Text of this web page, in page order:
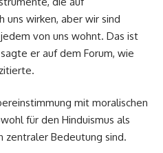
uns wirken, aber wir sind
von uns wohnt. Das ist
er auf dem Forum, wie
mit moralischen
für den Hinduismus als
zentraler Bedeutung sind.